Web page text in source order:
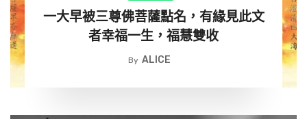
一大早被三尊佛菩薩點名，有緣見此文
者幸福一生，福慧雙收
By ALICE